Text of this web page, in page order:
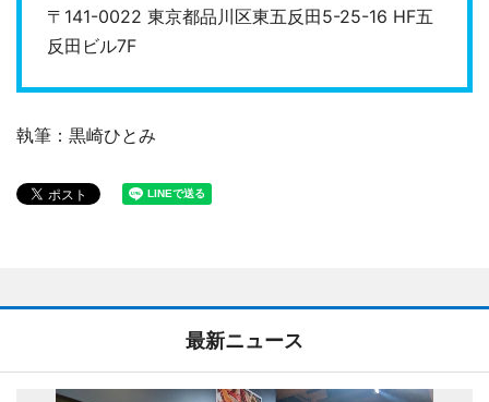
〒141-0022 東京都品川区東五反田5-25-16 HF五
反田ビル7F
執筆：黒崎ひとみ
最新ニュース